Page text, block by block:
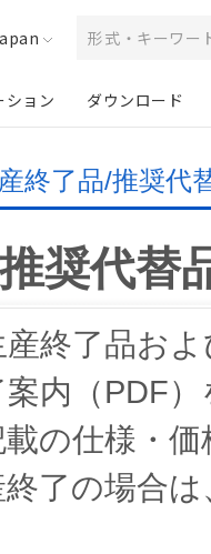
ション ダウンロード
終了品/推奨代
奨代替
終了品お
内（PDF
の仕様・
了の場合